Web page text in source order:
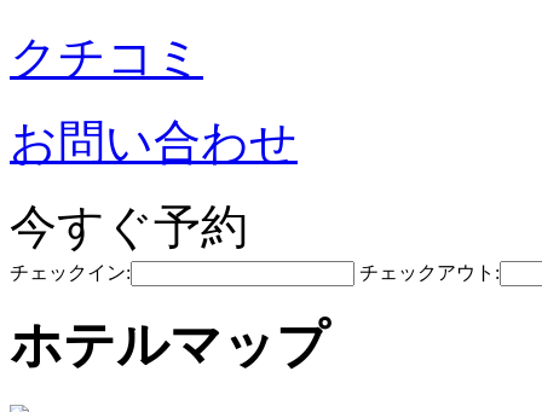
クチコミ
お問い合わせ
今すぐ予約
チェックイン: チェックアウト:
ホテルマップ